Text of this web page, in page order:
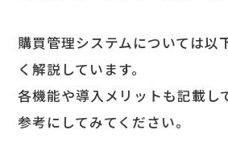
購買管理システムについては以
く解説しています。
各機能や導入メリットも記載し
参考にしてみてください。